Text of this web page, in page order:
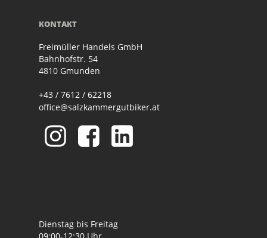
KONTAKT
Freimüller Handels GmbH
Bahnhofstr. 54
4810 Gmunden
+43 / 7612 / 62218
office@salzkammergutbiker.at
Dienstag bis Freitag
09:00-12:30 Uhr